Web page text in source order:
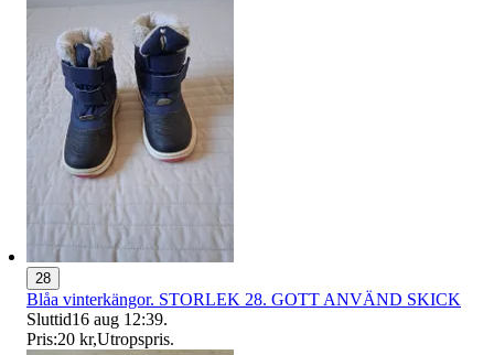
28
Blåa vinterkängor. STORLEK 28. GOTT ANVÄND SKICK
Sluttid16 aug 12:39.
Pris:20 kr,Utropspris.